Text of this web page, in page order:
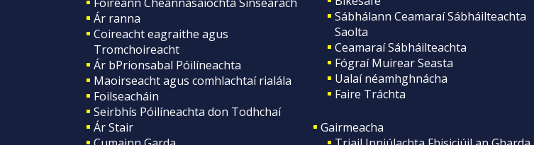
Ár ranna
Coireacht eagraithe agus
Tromchoireacht
Ár bPrionsabal Póilíneachta
Maoirseacht agus comhlachtaí rialála
Foilseacháin
Seirbhís Póilíneachta don Todhchaí
Ár Stair
Sábhálann Ceamaraí Sábháilteachta
Saolta
Ceamaraí Sábháilteachta
Fógraí Muirear Seasta
Ualaí néamhghnácha
Faire Tráchta
Gairmeacha